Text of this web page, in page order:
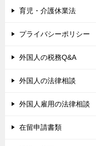
育児・介護休業法
プライバシーポリシー
外国人の税務Q&A
外国人の法律相談
外国人雇用の法律相談
在留申請書類